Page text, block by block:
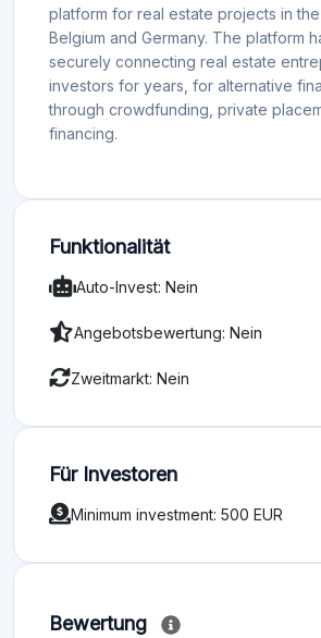
platform for real estate projects in the
Belgium and Germany. The platform
securely connecting real estate
investors for years, for alternative
through crowdfunding, private
financing.
Funktionalität
Auto-Invest: Nein
Angebotsbewertung: Nein
Zweitmarkt: Nein
Für Investoren
Minimum investment: 500 EUR
Bewertung